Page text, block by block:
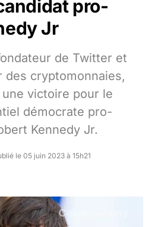
pro-
Jr
de Twitter et
des cryptomonnaies,
victoire pour le
démocrate pro-
Kennedy Jr.
le 05 juin 2023 à 15h21